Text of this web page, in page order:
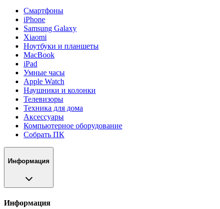
Смартфоны
iPhone
Samsung Galaxy
Xiaomi
Ноутбуки и планшеты
MacBook
iPad
Умные часы
Apple Watch
Наушники и колонки
Телевизоры
Техника для дома
Аксессуары
Компьютерное оборудование
Собрать ПК
Информация
Информация